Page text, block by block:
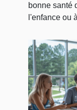
bonne santé
l'enfance ou